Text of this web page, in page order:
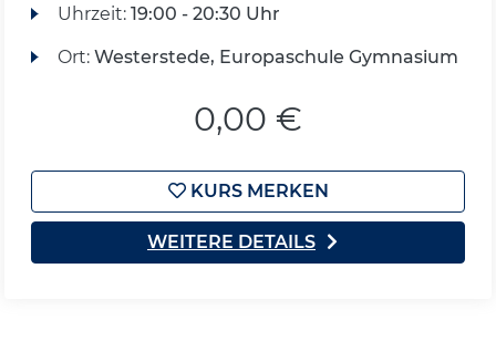
Uhrzeit: 19:00 - 20:30 Uhr
Ort: Westerstede, Europaschule Gymnasium
0,00 €
KURS MERKEN
WEITERE DETAILS